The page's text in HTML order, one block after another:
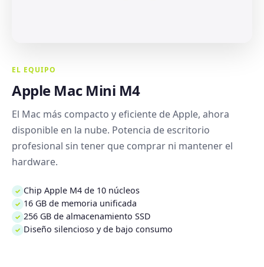
EL EQUIPO
Apple Mac Mini M4
El Mac más compacto y eficiente de Apple, ahora
disponible en la nube. Potencia de escritorio
profesional sin tener que comprar ni mantener el
hardware.
✓ Chip Apple M4 de 10 núcleos
✓ 16 GB de memoria unificada
✓ 256 GB de almacenamiento SSD
✓ Diseño silencioso y de bajo consumo